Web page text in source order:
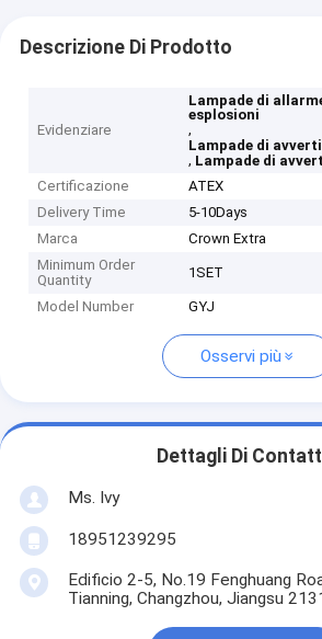
Descrizione Di Prodotto
Evidenziare
Lampade di
esplosioni
,
Lampade di
, Lampade di
Certificazione
ATEX
Delivery Time
5-10Days
Marca
Crown Extra
Minimum Order
Quantity
1SET
Model Number GYJ
Osservi più
Dettagli Di
Ms. Ivy
18951239295
Edificio 2-5, No.19 Fenghuang
Tianning, Changzhou, Jiangsu